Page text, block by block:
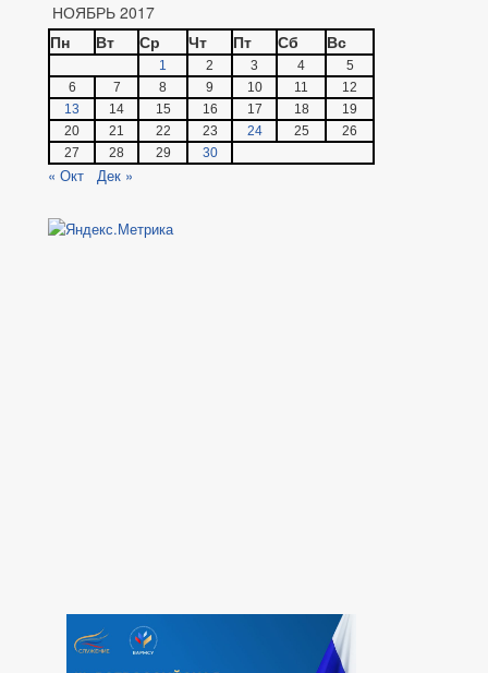
НОЯБРЬ 2017
Пн
Вт Ср Чт Пт Сб Вс
1 2 3 4
5
6
7 8 9 10 11
12
13
14 15 16 17 18
19
20
21 22 23 24 25
26
27
28 29 30
« Окт Дек »